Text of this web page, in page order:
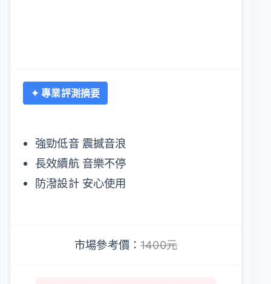
✦ 專業評測摘要
強勁低音 震撼音浪
長效續航 音樂不停
防潑設計 安心使用
市場參考價：1400元